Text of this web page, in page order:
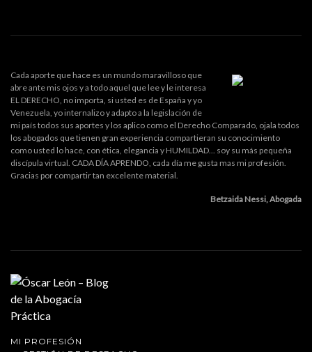
Cada aporte que hace es un mundo maravilloso que
abre ante mis ojos y a todo aquel que lee y le interesa
EL DERECHO, no importa, si usted es de España y yo
Venezuela, yo internalizo y adapto a la legislación de
mi país todos sus aportes y los aplico como el Derecho Comparado, ojala todos
los abogados que tienen gran experiencia compartieran su conocimiento
como usted lo hace, con ética, elegancia y HUMILDAD... soy su más pequeña
discípula virtual. CADA DÍA APRENDO, cada día me gusta mas mi profesión.
Gracias por compartir tan excelente material.
Betzaida Nessi, Abogada
MI PROFESIÓN